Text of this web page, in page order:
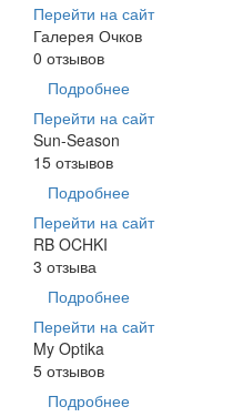
Перейти на сайт
Галерея Очков
0 отзывов
Подробнее
Перейти на сайт
Sun-Season
15 отзывов
Подробнее
Перейти на сайт
RB OCHKI
3 отзыва
Подробнее
Перейти на сайт
My Optika
5 отзывов
Подробнее